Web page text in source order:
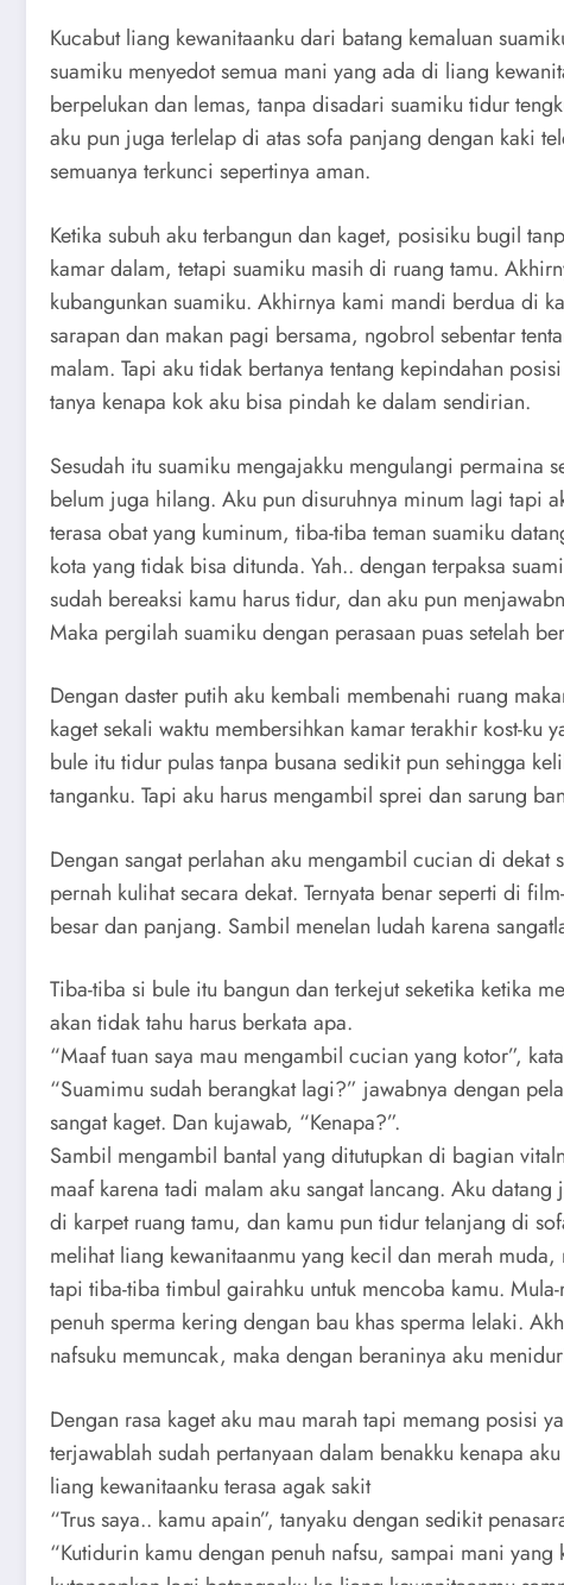
Kucabut liang kewanitaanku dari batang kemaluan
suamiku menyedot semua mani yang ada di liang
berpelukan dan lemas, tanpa disadari suamiku tidur
aku pun juga terlelap di atas sofa panjang dengan kaki
semuanya terkunci sepertinya aman.
Ketika subuh aku terbangun dan kaget, posisiku bugil
kamar dalam, tetapi suamiku masih di ruang tamu.
kubangunkan suamiku. Akhirnya kami mandi berdua di
sarapan dan makan pagi bersama, ngobrol sebentar
malam. Tapi aku tidak bertanya tentang kepindahan
tanya kenapa kok aku bisa pindah ke dalam sendirian.
Sesudah itu suamiku mengajakku mengulangi permaina
belum juga hilang. Aku pun disuruhnya minum lagi tapi
terasa obat yang kuminum, tiba-tiba teman suamiku
kota yang tidak bisa ditunda. Yah.. dengan terpaksa
sudah bereaksi kamu harus tidur, dan aku pun
Maka pergilah suamiku dengan perasaan puas setelah
Dengan daster putih aku kembali membenahi ruang
kaget sekali waktu membersihkan kamar terakhir kost-ku
bule itu tidur pulas tanpa busana sedikit pun sehingga
tanganku. Tapi aku harus mengambil sprei dan sarung
Dengan sangat perlahan aku mengambil cucian di
pernah kulihat secara dekat. Ternyata benar seperti di
besar dan panjang. Sambil menelan ludah karena
Tiba-tiba si bule itu bangun dan terkejut seketika ketika
akan tidak tahu harus berkata apa.
“Maaf tuan saya mau mengambil cucian yang kotor”,
“Suamimu sudah berangkat lagi?” jawabnya dengan
sangat kaget. Dan kujawab, “Kenapa?”.
Sambil mengambil bantal yang ditutupkan di bagian
maaf karena tadi malam aku sangat lancang. Aku
di karpet ruang tamu, dan kamu pun tidur telanjang di
melihat liang kewanitaanmu yang kecil dan merah
tapi tiba-tiba timbul gairahku untuk mencoba kamu.
penuh sperma kering dengan bau khas sperma lelaki.
nafsuku memuncak, maka dengan beraninya aku
Dengan rasa kaget aku mau marah tapi memang posisi
terjawablah sudah pertanyaan dalam benakku kenapa
liang kewanitaanku terasa agak sakit
“Trus saya.. kamu apain”, tanyaku dengan sedikit
“Kutidurin kamu dengan penuh nafsu, sampai mani